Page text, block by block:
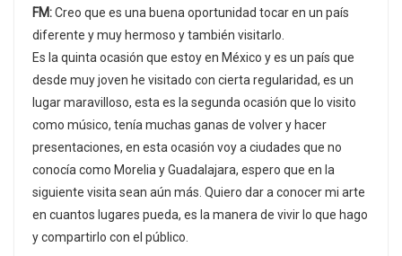
FM:Creo que es una buena oportunidad tocar en un país
diferente y muy hermoso y también visitarlo.
Es la quinta ocasión que estoy en México y es un país que
desde muy joven he visitado con cierta regularidad, es un
lugar maravilloso, esta es la segunda ocasión que lo visito
como músico, tenía muchas ganas de volver y hacer
presentaciones, en esta ocasión voy a ciudades que no
conocía como Morelia y Guadalajara, espero que en la
siguiente visita sean aún más. Quiero dar a conocer mi arte
en cuantos lugares pueda, es la manera de vivir lo que hago
y compartirlo con el público.